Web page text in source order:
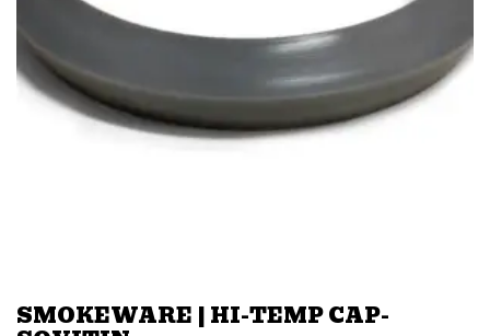
SMOKEWARE | HI-TEMP CAP-